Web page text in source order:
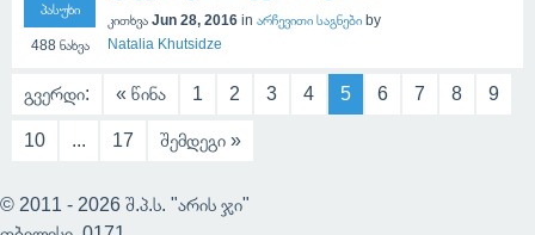
პასუხი
488 ნახვა
კითხვა Jun 28, 2016 in არჩევითი საგნები by
Natalia Khutsidze
გვერდი: « წინა 1 2 3 4 5 6 7 8 9
10 ... 17 შემდეგი »
© 2011 - 2026 შ.პ.ს. "არის ჯი"